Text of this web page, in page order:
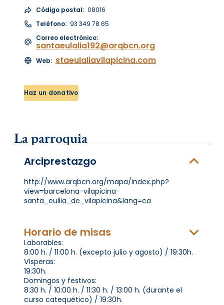
Código postal: 08016
Teléfono: 93 349 78 65
Correo electrónico:
santaeulalia192@arqbcn.org
Web: staeulaliavilapicina.com
Haz un donativo
La parroquia
Arciprestazgo
http://www.arqbcn.org/mapa/index.php?
view=barcelona-vilapicina-
santa_eullia_de_vilapicina&lang=ca
Horario de misas
Laborables:
8:00 h. / 11:00 h. (excepto julio y agosto) / 19:30h.
Vísperas:
19:30h.
Domingos y festivos:
8:30 h. / 10:00 h. / 11:30 h. / 13:00 h. (durante el
curso catequético) / 19:30h.